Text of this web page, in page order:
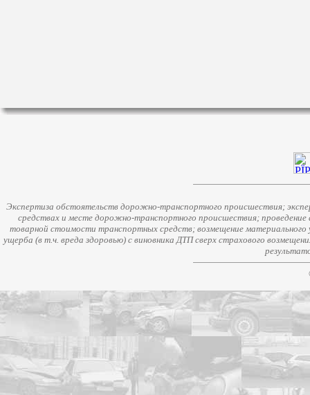
Экспертиза обстоятельств дорожно-транспортного происшествия;
средствах и месте дорожно-транспортного происшествия;
товарной стоимости транспортных средств; возмещение
ущерба (в т.ч. вреда здоровью) с виновника ДТП сверх страхового